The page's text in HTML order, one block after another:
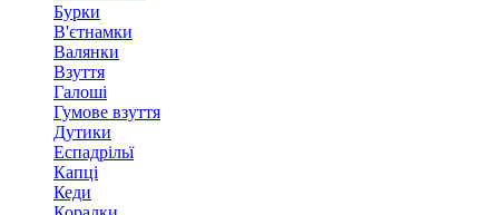
Бурки
В'єтнамки
Валянки
Взуття
Галоші
Гумове взуття
Дутики
Еспадрільї
Капці
Кеди